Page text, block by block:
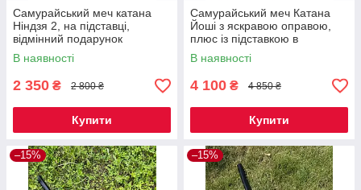
Самурайський меч катана
Ніндзя 2, на підставці,
відмінний подарунок
чоловікові
В наявності
2 350 ₴ 2 800 ₴
Купити
Самурайський меч Катана
Йоші з яскравою оправою,
плюс із підставкою в
комплекті, елітний подарунок
чоловікові
В наявності
4 100 ₴ 4 850 ₴
Купити
–15% –15%